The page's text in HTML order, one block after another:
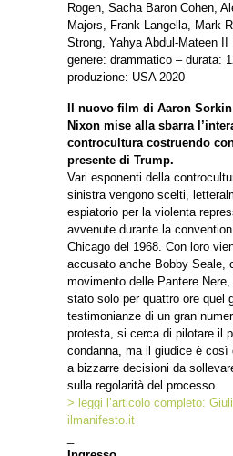
Rogen, Sacha Baron Cohen,
Majors, Frank Langella, Mark
Strong, Yahya Abdul-Mateen II
genere: drammatico – durata:
produzione: USA 2020
Il nuovo film di Aaron
Nixon mise alla sbarra
controcultura costruendo
presente di Trump.
Vari esponenti della
sinistra vengono scelti,
espiatorio per la violenta
avvenute durante la
Chicago del 1968. Con loro
accusato anche Bobby Seale,
movimento delle Pantere
stato solo per quattro ore quel
testimonianze di un gran
protesta, si cerca di pilotare il
condanna, ma il giudice è così
a bizzarre decisioni da
sulla regolarità del processo.
> leggi l’articolo completo:
ilmanifesto.it